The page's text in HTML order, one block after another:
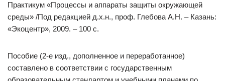
Практикум «Процессы и аппараты защиты окружающей
среды» /Под редакцией д.х.н., проф. Глебова А.Н. – Казань:
«Экоцентр», 2009. – 100 с.
Пособие (2-е изд., дополненное и переработанное)
составлено в соответствии с государственным